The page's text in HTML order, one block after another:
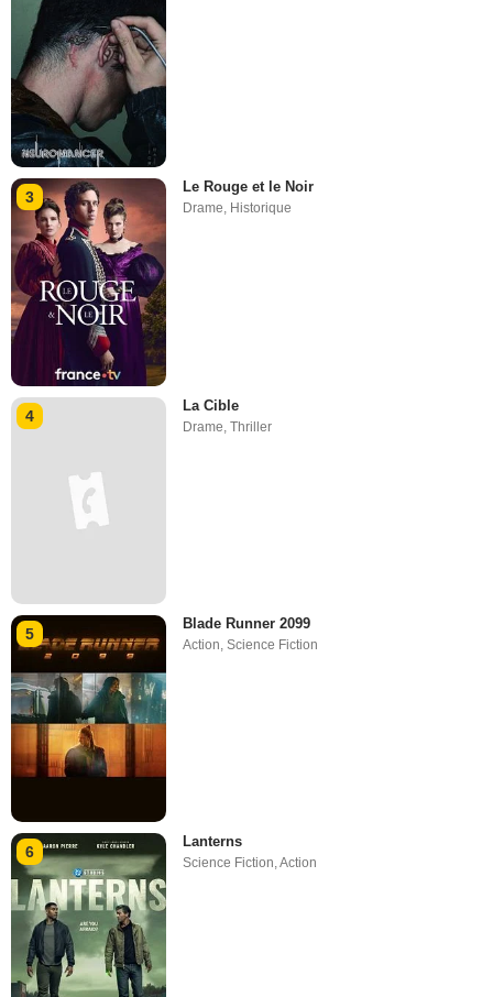
3
Le Rouge et le Noir
Drame, Historique
4
La Cible
Drame ,Thriller
5
Blade Runner 2099
Action,Science Fiction
6
Lanterns
Science Fiction,Action